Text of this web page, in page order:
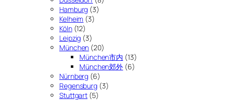
Hamburg (3)
Kelheim (3)
Köln(12)
Leipzig (3)
München (20)
München市内 (13)
München郊外 (6)
Nürnberg (6)
Regensburg (3)
Stuttgart (5)